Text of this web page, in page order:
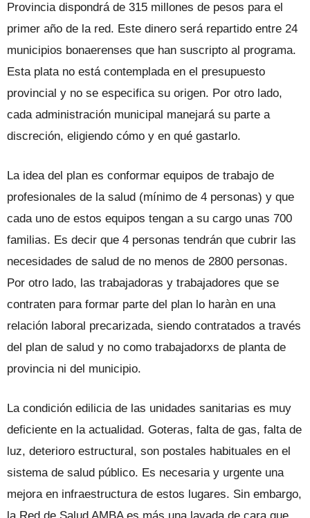
Provincia dispondrá de 315 millones de pesos para el
primer año de la red. Este dinero será repartido entre 24
municipios bonaerenses que han suscripto al programa.
Esta plata no está contemplada en el presupuesto
provincial y no se especifica su origen. Por otro lado,
cada administración municipal manejará su parte a
discreción, eligiendo cómo y en qué gastarlo.
La idea del plan es conformar equipos de trabajo de
profesionales de la salud (mínimo de 4 personas) y que
cada uno de estos equipos tengan a su cargo unas 700
familias. Es decir que 4 personas tendrán que cubrir las
necesidades de salud de no menos de 2800 personas.
Por otro lado, las trabajadoras y trabajadores que se
contraten para formar parte del plan lo haràn en una
relación laboral precarizada, siendo contratados a través
del plan de salud y no como trabajadorxs de planta de
provincia ni del municipio.
La condición edilicia de las unidades sanitarias es muy
deficiente en la actualidad. Goteras, falta de gas, falta de
luz, deterioro estructural, son postales habituales en el
sistema de salud público. Es necesaria y urgente una
mejora en infraestructura de estos lugares. Sin embargo,